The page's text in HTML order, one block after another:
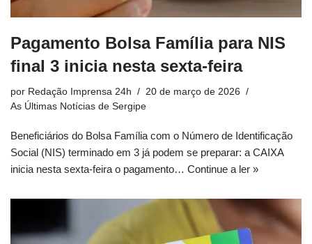
Pagamento Bolsa Família para NIS
final 3 inicia nesta sexta-feira
por Redação Imprensa 24h
20 de março de 2026
As Últimas Notícias de Sergipe
Beneficiários do Bolsa Família com o Número de Identificação
Social (NIS) terminado em 3 já podem se preparar: a CAIXA
inicia nesta sexta-feira o pagamento… Continue a ler »